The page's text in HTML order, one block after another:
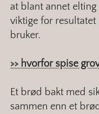
at blant annet
viktige for resultatet
bruker.
>> hvorfor spise
Et brød bakt med
sammen enn et